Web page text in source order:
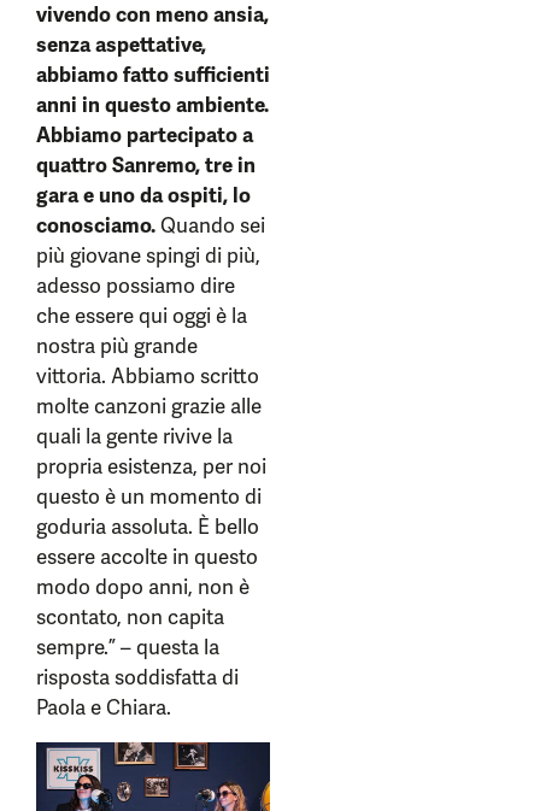
vivendo con meno ansia,
senza aspettative,
abbiamo fatto sufficienti
anni in questo ambiente.
Abbiamo partecipato a
quattro Sanremo, tre in
gara e uno da ospiti, lo
conosciamo.Quando sei
più giovane spingi di più,
adesso possiamo dire
che essere qui oggi è la
nostra più grande
vittoria. Abbiamo scritto
molte canzoni grazie alle
quali la gente rivive la
propria esistenza, per noi
questo è un momento di
goduria assoluta. È bello
essere accolte in questo
modo dopo anni, non è
scontato, non capita
sempre.” – questa la
risposta soddisfatta di
Paola e Chiara.